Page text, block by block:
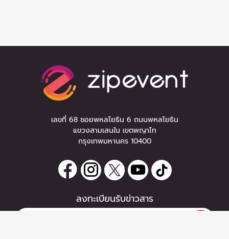
เลขที่ 68 ซอยพหลโยธิน 6 ถนนพหลโยธิน
แขวงสามเสนใน เขตพญาไท
กรุงเทพมหานคร 10400
ลงทะเบียนรับข่าวสาร